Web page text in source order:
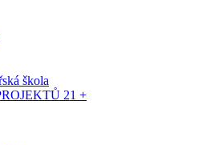
škola
21 +